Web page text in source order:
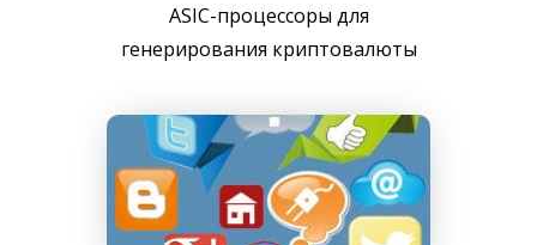
ASIC-процессоры для
генерирования криптовалюты